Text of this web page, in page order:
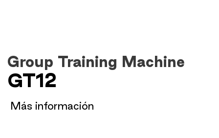
Group Training Machine
GT12
​Más información